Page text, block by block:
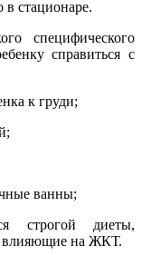
в стационаре.
специфического
справиться с
к груди;
ванны;
строгой диеты,
влияющие на ЖКТ.